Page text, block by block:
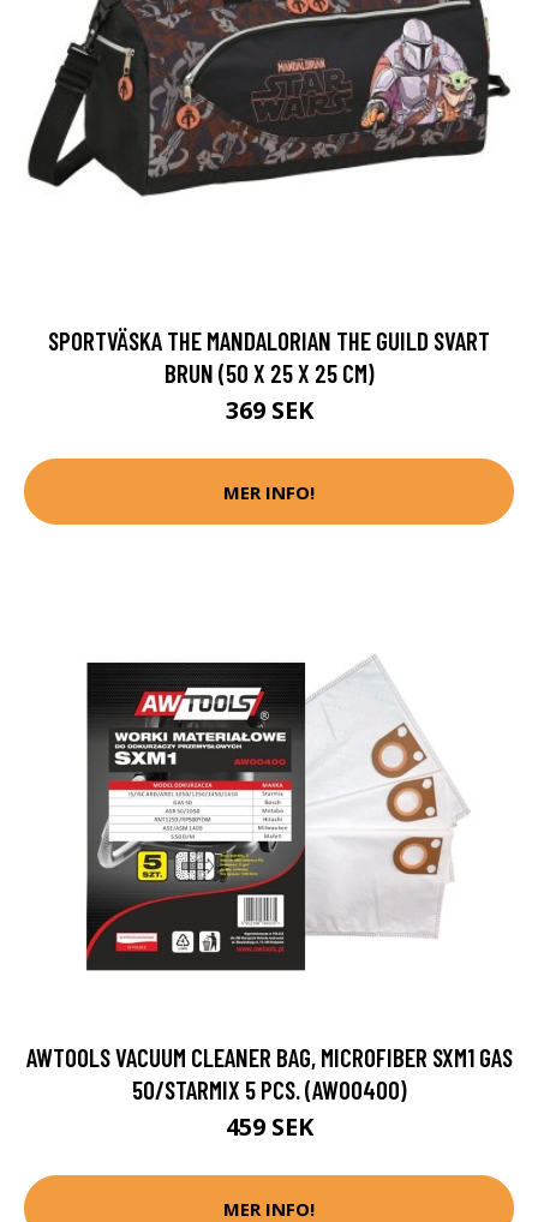
SPORTVÄSKA THE MANDALORIAN THE GUILD SVART
BRUN (50 X 25 X 25 CM)
369 SEK
MER INFO!
AWTOOLS VACUUM CLEANER BAG, MICROFIBER SXM1 GAS
50/STARMIX 5 PCS. (AW00400)
459 SEK
MER INFO!